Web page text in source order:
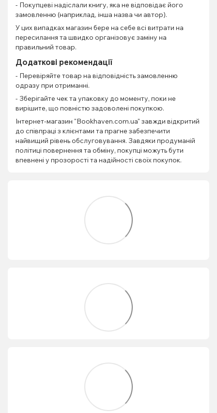
- Покупцеві надіслали книгу, яка не відповідає його
замовленню (наприклад, інша назва чи автор).
У цих випадках магазин бере на себе всі витрати на
пересилання та швидко організовує заміну на
правильний товар.
Додаткові рекомендації
- Перевіряйте товар на відповідність замовленню
одразу при отриманні.
- Зберігайте чек та упаковку до моменту, поки не
вирішите, що повністю задоволені покупкою.
Інтернет-магазин "Bookhaven.com.ua" завжди відкритий
до співпраці з клієнтами та прагне забезпечити
найвищий рівень обслуговування. Завдяки продуманій
політиці повернення та обміну, покупці можуть бути
впевнені у прозорості та надійності своїх покупок.